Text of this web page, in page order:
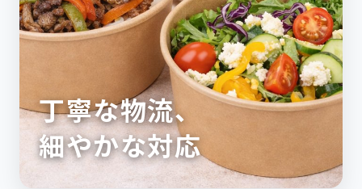
丁寧な物流、
細やかな対応